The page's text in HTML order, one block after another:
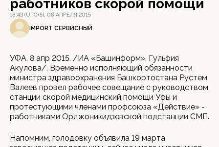
работников скорой помощи
18:43 (UTC+5), 08 АПРЕЛЯ 2015
IMPORT СЕРВИСНЫЙ
УФА, 8 апр 2015. /ИА «Башинформ», Гульфия
Акулова/. Временно исполняющий обязанности
министра здравоохранения Башкортостана Рустем
Валеев провел рабочее совещание с руководством
станции скорой медицинский помощи Уфы и
протестующими членами профсоюза «Действие» -
работниками Орджоникидзевской подстанции СМП.
Напомним, голодовку объявила 19 марта